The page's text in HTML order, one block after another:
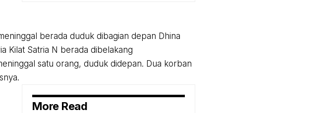
berada duduk dibagian depan Dhina
Kilat Satria N berada dibelakang
satu orang, duduk didepan. Dua korban
More Read